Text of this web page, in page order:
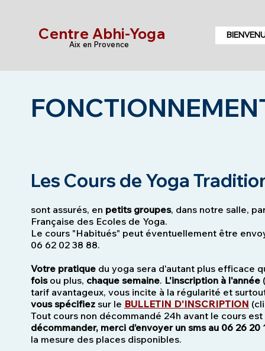
Centre Abhi-Yoga
Aix en Provence
Les Cours de Yoga
sont assurés, en petits groupes, dans notre salle,
Française des Ecoles de Yoga.
Le cours "Habitués" peut éventuellement être
06 62 02 38 88.
Votre pratique du yoga sera d'autant plus efficace
foisou plus, chaque semaine. L'inscription à l'année
tarif avantageux, vous incite à la régularité et
vous spécifiez sur le BULLETIN D'INSCRIPTION
Tout cours non décommandé 24h avant le cours
décommander, merci d’envoyer un sms au 06 26 20
la mesure des places disponibles.